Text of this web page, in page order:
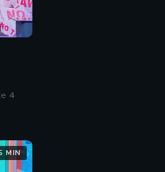
Berlusconi e
di Silvio
una delle
a cui
ha cambiato
4
MIN